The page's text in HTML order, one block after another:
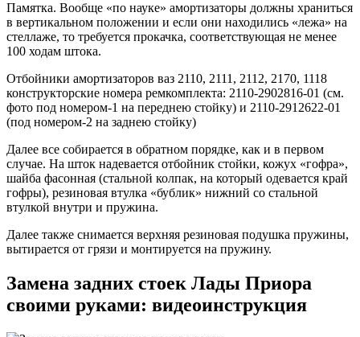
Памятка. Вообще «по науке» амортизаторы должны храниться
в вертикальном положении и если они находились «лежа» на
стеллаже, то требуется прокачка, соответствующая не менее
100 ходам штока.
Отбойники амортизаторов ваз 2110, 2111, 2112, 2170, 1118
конструкторские номера ремкомплекта: 2110-2902816-01 (см.
фото под номером-1 на переднею стойку) и 2110-2912622-01
(под номером-2 на заднею стойку)
Далее все собирается в обратном порядке, как и в первом
случае. На шток надевается отбойник стойки, кожух «гофра»,
шайба фасонная (стальной колпак, на который одевается край
гофры), резиновая втулка «бублик» нижний со стальной
втулкой внутри и пружина.
Далее также снимается верхняя резиновая подушка пружины,
вытирается от грязи и монтируется на пружину.
Замена задних стоек Лады Приора
своими руками: видеоинструкция